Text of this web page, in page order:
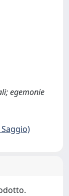
egemonie